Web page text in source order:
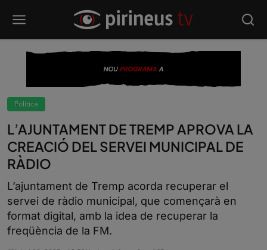
Política
L’AJUNTAMENT DE TREMP APROVA LA
CREACIÓ DEL SERVEI MUNICIPAL DE
RÀDIO
L’ajuntament de Tremp acorda recuperar el
servei de ràdio municipal, que començarà en
format digital, amb la idea de recuperar la
freqüència de la FM.